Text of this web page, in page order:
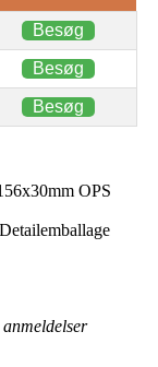
Besøg
Besøg
Besøg
OPS
anmeldelser